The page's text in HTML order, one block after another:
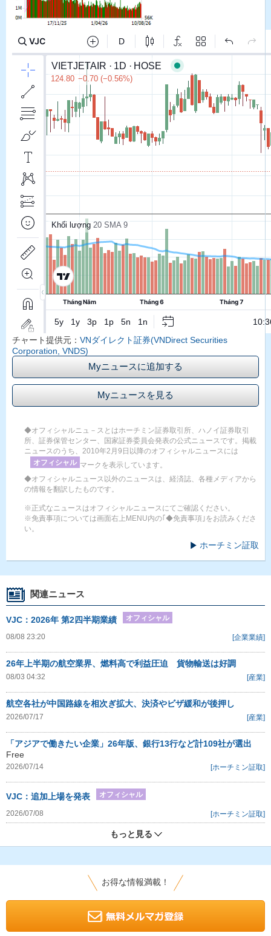
チャート提供元： VNダイレクト証券(VNDirect Securities
Corporation, VNDS)
Myニュースに追加する
Myニュースを見る
◆オフィシャルニュ－スとはホーチミン証券取引所、ハノイ証券取引
所、証券保管センター、国家証券委員会発表の公式ニュースです。掲載
ニュースのうち、2010年2月9日以降のオフィシャルニュースには
オフィシャル マークを表示しています。
◆オフィシャルニュース以外のニュースは、経済誌、各種メディアから
の情報を翻訳したものです。
※正式なニュースはオフィシャルニュースにてご確認ください。
※免責事項については画面右上MENU内の｢◆免責事項｣をお読みくださ
い。
ホーチミン証取
関連ニュース
VJC：2026年 第2四半期業績 オフィシャル
08/08 23:20 [企業業績]
26年上半期の航空業界、燃料高で利益圧迫 貨物輸送は好調
08/03 04:32 [産業]
航空各社が中国路線を相次ぎ拡大、決済やビザ緩和が後押し
2026/07/17 [産業]
「アジアで働きたい企業」26年版、銀行13行など計109社が選出
Free
2026/07/14 [ホーチミン証取]
VJC：追加上場を発表 オフィシャル
2026/07/08 [ホーチミン証取]
もっと見る
お得な情報満載！